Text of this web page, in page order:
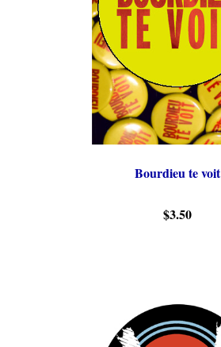
Bourdieu te voit
$3.50